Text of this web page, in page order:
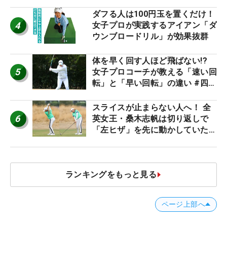
4
ダフる人は100円玉を置くだけ！
女子プロが実践するアイアン「ダ
ウンブロードリル」が効果抜群
5
体を早く回す人ほど飛ばない!?
女子プロコーチが教える「速い回
転」と「早い回転」の違い #四の
6
スライスが止まらない人へ！ 全
英女王・桑木志帆は切り返しで
「左ヒザ」を先に動かしていた
ランキングをもっと見る
ページ上部へ